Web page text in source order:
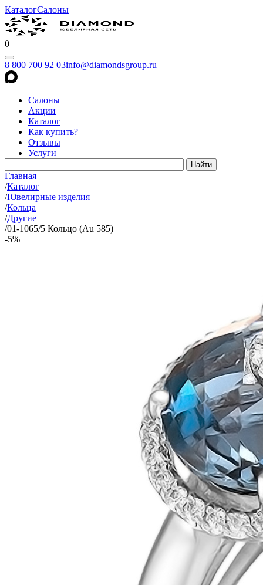
КаталогСалоны
0
8 800 700 92 03info@diamondsgroup.ru
Салоны
Акции
Каталог
Как купить?
Отзывы
Услуги
Главная
/Каталог
/Ювелирные изделия
/Кольца
/Другие
/01-1065/5 Кольцо (Au 585)
-5%